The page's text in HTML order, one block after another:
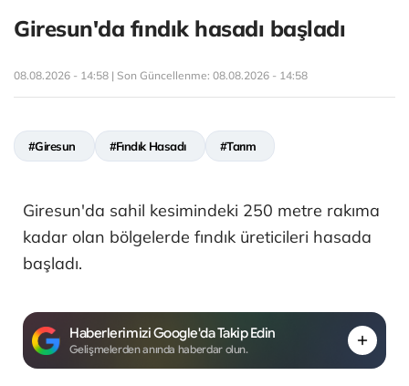
Giresun'da fındık hasadı başladı
08.08.2026 - 14:58 | Son Güncellenme: 08.08.2026 - 14:58
#Giresun #Fındık Hasadı #Tarım
Giresun'da sahil kesimindeki 250 metre rakıma
kadar olan bölgelerde fındık üreticileri hasada
başladı.
Haberlerimizi Google'da Takip Edin
Gelişmelerden anında haberdar olun.